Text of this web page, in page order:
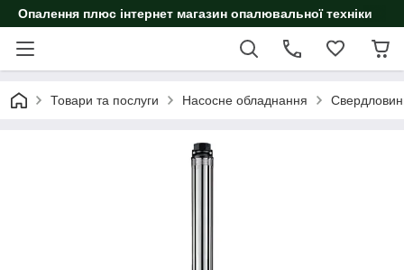
Опалення плюс інтернет магазин опалювальної техніки
Товари та послуги Насосне обладнання